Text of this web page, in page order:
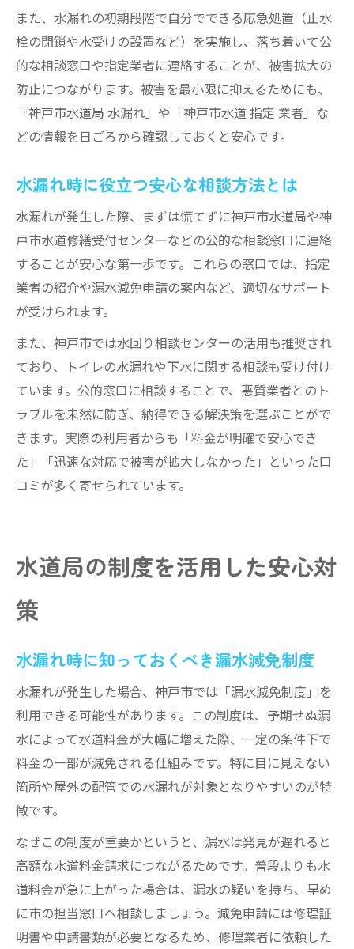
また、水漏れの初期段階で自分でできる応急処置（止水
栓の閉鎖や水受けの設置など）を実施し、落ち着いて公
的な相談窓口や指定業者に連絡することが、被害拡大の
防止につながります。被害を最小限に抑えるためにも、
「神戸市水道局 水漏れ」や「神戸市水道 指定 業者」な
どの情報を日ごろから確認しておくと安心です。
水漏れ時に役立つ安心な相談方法とは
水漏れが発生した際、まずは慌てずに神戸市水道局や神
戸市水道修繕受付センターなどの公的な相談窓口に連絡
することが安心な第一歩です。これらの窓口では、指定
業者の紹介や漏水減免申請の案内など、適切なサポート
が受けられます。
また、神戸市では水回り相談センターの活用も推奨され
ており、トイレの水漏れや下水に関する相談も受け付け
ています。公的窓口に相談することで、悪質業者とのト
ラブルを未然に防ぎ、納得できる解決策を選ぶことがで
きます。実際の利用者からも「料金が明確で安心でき
た」「迅速な対応で被害が拡大しなかった」といった口
コミが多く寄せられています。
水道局の制度を活用した安心対
策
水漏れ時に知っておくべき漏水減免制度
水漏れが発生した場合、神戸市では「漏水減免制度」を
利用できる可能性があります。この制度は、予期せぬ漏
水によって水道料金が大幅に増えた際、一定の条件下で
料金の一部が減免される仕組みです。特に目に見えない
箇所や屋外の配管での水漏れが対象となりやすいのが特
徴です。
なぜこの制度が重要かというと、漏水は発見が遅れると
高額な水道料金請求につながるためです。普段よりも水
道料金が急に上がった場合は、漏水の疑いを持ち、早め
に市の担当窓口へ相談しましょう。減免申請には修理証
明書や申請書類が必要となるため、修理業者に依頼した